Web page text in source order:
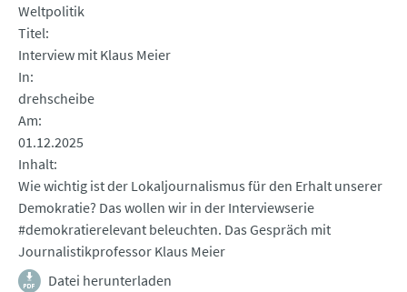
Weltpolitik
Titel
Interview mit Klaus Meier
In
drehscheibe
Am
01.12.2025
Inhalt
Wie wichtig ist der Lokaljournalismus für den Erhalt unserer
Demokratie? Das wollen wir in der Interviewserie
#demokratierelevant beleuchten. Das Gespräch mit
Journalistikprofessor Klaus Meier
Datei herunterladen